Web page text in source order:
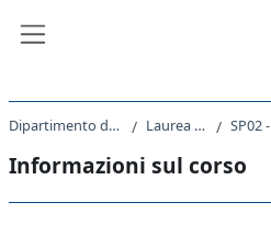
Dipartimento di Scienze Politiche e Sociali Laurea triennale (DM270)
Informazioni sul corso